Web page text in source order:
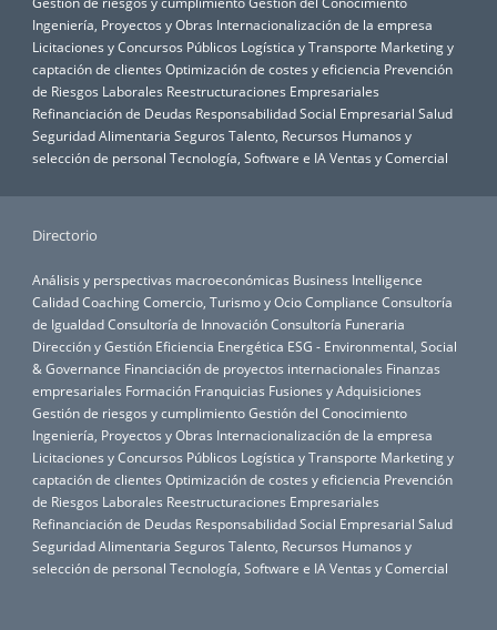
Ingeniería, Proyectos y Obras Internacionalización de la empresa
Licitaciones y Concursos Públicos Logística y Transporte Marketing y
captación de clientes Optimización de costes y eficiencia Prevención
de Riesgos Laborales Reestructuraciones Empresariales
Refinanciación de Deudas Responsabilidad Social Empresarial Salud
Seguridad Alimentaria Seguros Talento, Recursos Humanos y
selección de personal Tecnología, Software e IA Ventas y Comercial
Directorio
Análisis y perspectivas macroeconómicas Business Intelligence
CalidadCoachingComercio, Turismo y OcioCompliance Consultoría
de IgualdadConsultoría de InnovaciónConsultoría Funeraria
Dirección y Gestión Eficiencia Energética ESG - Environmental, Social
& Governance Financiación de proyectos internacionales Finanzas
empresariales Formación Franquicias Fusiones y Adquisiciones
Gestión de riesgos y cumplimientoGestión del Conocimiento
Ingeniería, Proyectos y Obras Internacionalización de la empresa
Licitaciones y Concursos Públicos Logística y Transporte Marketing y
captación de clientes Optimización de costes y eficiencia Prevención
de Riesgos Laborales Reestructuraciones Empresariales
Refinanciación de Deudas Responsabilidad Social Empresarial Salud
Seguridad Alimentaria Seguros Talento, Recursos Humanos y
selección de personal Tecnología, Software e IA Ventas y Comercial